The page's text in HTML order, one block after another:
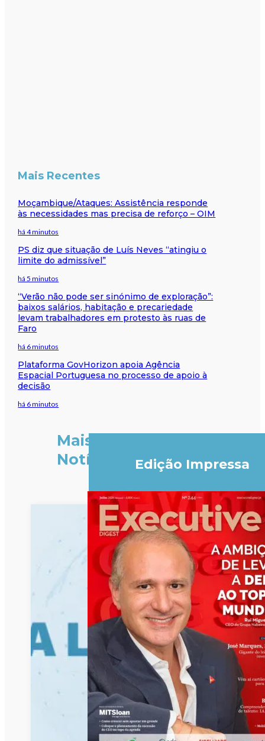
Mais Recentes
Moçambique/Ataques: Assistência responde
às necessidades mas precisa de reforço – OIM
há 4 minutos
PS diz que situação de Luís Neves “atingiu o
limite do admissível”
há 5 minutos
“Verão não pode ser sinónimo de exploração”:
baixos salários, habitação e precariedade
levam trabalhadores em protesto às ruas de
Faro
há 6 minutos
Plataforma GovHorizon apoia Agência
Espacial Portuguesa no processo de apoio à
decisão
há 6 minutos
Mais
Notícias
Edição Impressa